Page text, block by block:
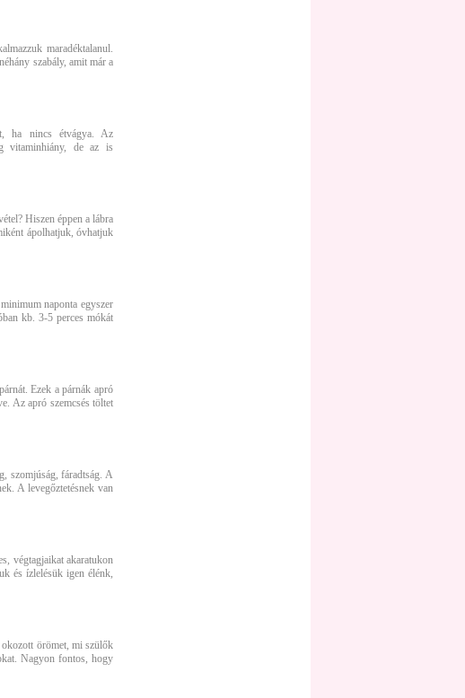
maradéktalanul.
szabály, amit már a
ha nincs étvágya. Az
vitaminhiány, de az is
Hiszen éppen a lábra
ápolhatjuk, óvhatjuk
naponta egyszer
kb. 3-5 perces mókát
Ezek a párnák apró
Az apró szemcsés töltet
szomjúság, fáradtság. A
A levegőztetésnek van
végtagjaikat akaratukon
és ízlelésük igen élénk,
okozott örömet, mi szülők
Nagyon fontos, hogy